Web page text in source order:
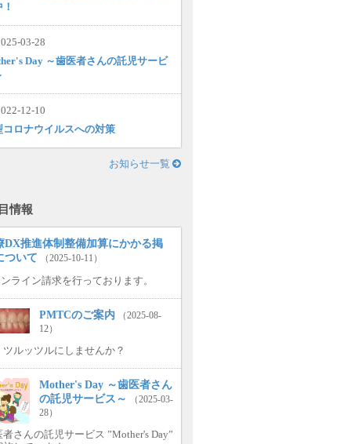
03-28
Day ～歯医者さんの託児サービ
12-10
コロナウイルスへの対策
お知らせ一覧
情報
DX推進体制整備加算にかかる掲
ついて
（2025-10-11）
ライン請求を行っております。
PMTCのご案内
（2025-08-
12）
ツルッツルにしませんか？
Mother's Day ～歯医者さん
の託児サービス～
（2025-03-
28）
者さんの託児サービス ”Mother's Day”